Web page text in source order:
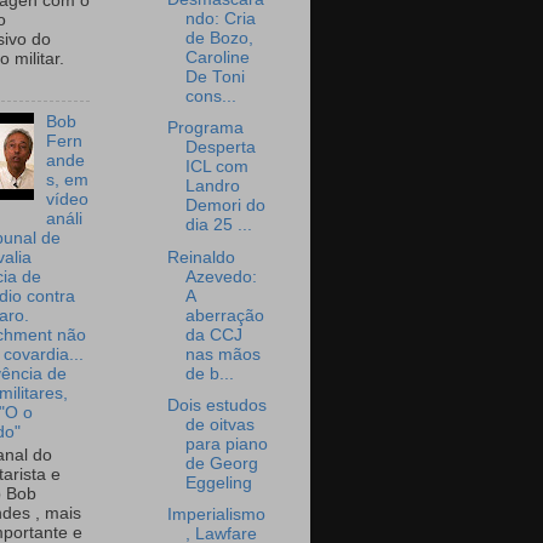
do
militar.
Bob
Fern
ande
s, em
vídeo
análi
de
de
contra
não
de
o
do
e
Bob
, mais
e
ndo: Cria
de Bozo,
Caroline
De Toni
cons...
Programa
Desperta
ICL com
Landro
Demori do
dia 25 ...
Reinaldo
Azevedo:
A
aberração
da CCJ
nas mãos
de b...
Dois estudos
de oitvas
para piano
de Georg
Eggeling
Imperialismo
, Lawfare